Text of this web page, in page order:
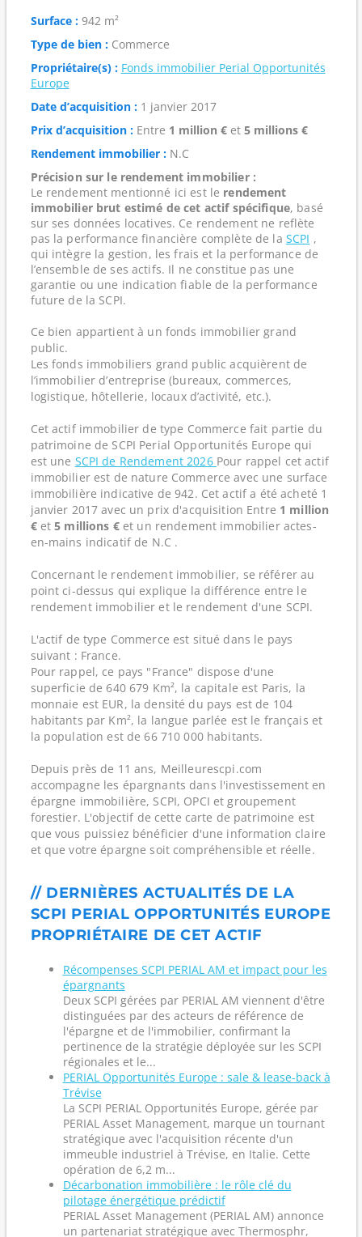
Surface :942 m²
Type de bien :Commerce
Propriétaire(s) : Fonds immobilier Perial Opportunités
Europe
Date d’acquisition :1 janvier 2017
Prix d’acquisition :Entre 1 million €et 5 millions €
Rendement immobilier :N.C
Précision sur le rendement immobilier :
Le rendement mentionné ici est le rendement
immobilier brut estimé de cet actif spécifique, basé
sur ses données locatives. Ce rendement ne reflète
pas la performance financière complète de la SCPI ,
qui intègre la gestion, les frais et la performance de
l’ensemble de ses actifs. Il ne constitue pas une
garantie ou une indication fiable de la performance
future de la SCPI.
Ce bien appartient à un fonds immobilier grand
public.
Les fonds immobiliers grand public acquièrent de
l’immobilier d’entreprise (bureaux, commerces,
logistique, hôtellerie, locaux d’activité, etc.).
Cet actif immobilier de type Commerce fait partie du
patrimoine de SCPI Perial Opportunités Europe qui
est une SCPI de Rendement 2026 Pour rappel cet actif
immobilier est de nature Commerce avec une surface
immobilière indicative de 942. Cet actif a été acheté 1
janvier 2017 avec un prix d'acquisition Entre 1 million
€et5 millions €et un rendement immobilier actes-
en-mains indicatif de N.C .
Concernant le rendement immobilier, se référer au
point ci-dessus qui explique la différence entre le
rendement immobilier et le rendement d'une SCPI.
L'actif de type Commerce est situé dans le pays
suivant : France.
Pour rappel, ce pays "France" dispose d'une
superficie de 640 679 Km², la capitale est Paris, la
monnaie est EUR, la densité du pays est de 104
habitants par Km², la langue parlée est le français et
la population est de 66 710 000 habitants.
Depuis près de 11 ans, Meilleurescpi.com
accompagne les épargnants dans l'investissement en
épargne immobilière, SCPI, OPCI et groupement
forestier. L'objectif de cette carte de patrimoine est
que vous puissiez bénéficier d'une information claire
et que votre épargne soit compréhensible et réelle.
// DERNIÈRES ACTUALITÉS DE LA
SCPI PERIAL OPPORTUNITÉS EUROPE
PROPRIÉTAIRE DE CET ACTIF
Récompenses SCPI PERIAL AM et impact pour les
épargnants
Deux SCPI gérées par PERIAL AM viennent d'être
distinguées par des acteurs de référence de
l'épargne et de l'immobilier, confirmant la
pertinence de la stratégie déployée sur les SCPI
régionales et le...
PERIAL Opportunités Europe : sale & lease-back à
Trévise
La SCPI PERIAL Opportunités Europe, gérée par
PERIAL Asset Management, marque un tournant
stratégique avec l'acquisition récente d'un
immeuble industriel à Trévise, en Italie. Cette
opération de 6,2 m...
Décarbonation immobilière : le rôle clé du
pilotage énergétique prédictif
PERIAL Asset Management (PERIAL AM) annonce
un partenariat stratégique avec Thermosphr,